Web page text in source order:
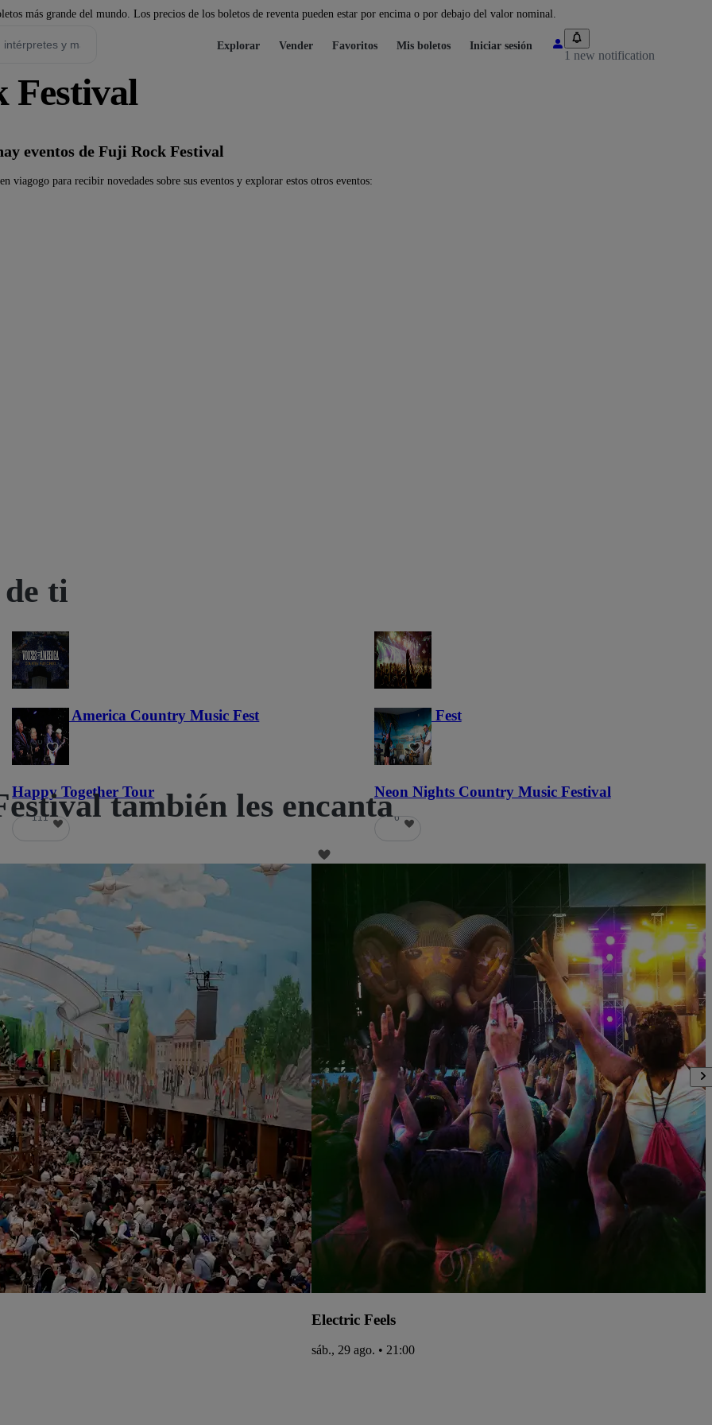
más grande del mundo. Los precios de los boletos de reventa pueden estar por encima o por debajo del valor nominal.
Explorar Vender Favoritos Mis boletos Iniciar sesión
1 new notification
Festival
eventos de Fuji Rock Festival
viagogo para recibir novedades sobre sus eventos y explorar estos otros eventos:
ti
Voices of America Country Music Fest
36
Haunted Fest
59
Happy Together Tour
111
Neon Nights Country Music Festival
6
también les encanta
Electric Feels
sáb., 29 ago. • 21:00